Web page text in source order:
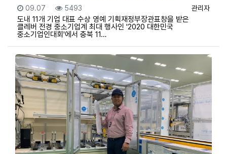
등록자
관리자
등록일
09.07 조회
5493
도내 11개 기업 대표 수상 영예 기획재정부장관표창을 받은
클레버 전경 중소기업계 최대 행사인 '2020 대한민국
중소기업인대회'에서 충북 11…